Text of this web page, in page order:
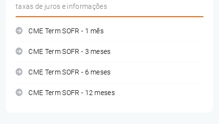
taxas de juros e informações
CME Term SOFR - 1 mês
CME Term SOFR - 3 meses
CME Term SOFR - 6 meses
CME Term SOFR - 12 meses